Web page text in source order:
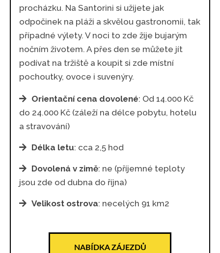
procházku. Na Santorini si užijete jak
odpočinek na pláži a skvělou gastronomii, tak
případné výlety. V noci to zde žije bujarým
nočním životem. A přes den se můžete jít
podívat na tržiště a koupit si zde místní
pochoutky, ovoce i suvenýry.
Orientační cena dovolené: Od 14.000 Kč
do 24.000 Kč (záleží na délce pobytu, hotelu
a stravování)
Délka letu: cca 2,5 hod
Dovolená v zimě: ne (příjemné teploty
jsou zde od dubna do října)
Velikost ostrova: necelých 91 km2
NABÍDKA ZÁJEZDŮ